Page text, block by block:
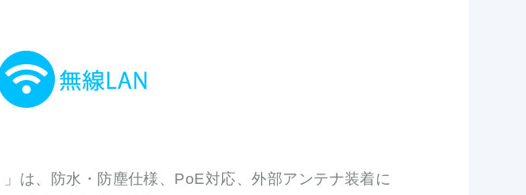
は、防水・防塵仕様、PoE対応、外部アンテナ装着に